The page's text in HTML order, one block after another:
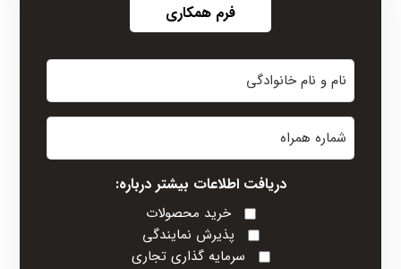
فرم همکاری
نام
(Required)
دریافت اطلاعات بیشتر درباره:
خرید محصولات
پذیرش نمایندگی
سرمایه گذاری تجاری